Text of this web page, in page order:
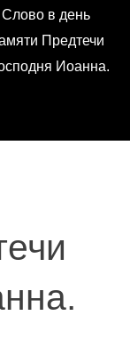
Слово в день
Предтечи
Иоанна.